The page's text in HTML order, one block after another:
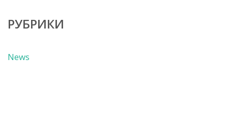
РУБРИКИ
News